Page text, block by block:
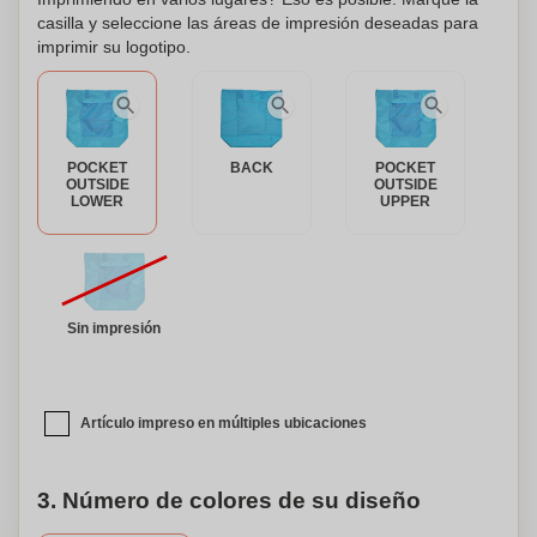
vibrante y personalízalo para que combine con tu estilo.
Mantente fresco y organizado con nuestra bolsa nevera
plegable, la acompañante definitiva para todas tus
aventuras.
casilla y seleccione las áreas de impresión deseadas para
imprimir su logotipo.
POCKET
OUTSIDE
LOWER
BACK
POCKET
OUTSIDE
UPPER
Sin impresión
Artículo impreso en múltiples ubicaciones
3. Número de colores de su diseño